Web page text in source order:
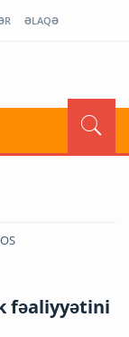
ƏLAQƏ
fəaliyyətini